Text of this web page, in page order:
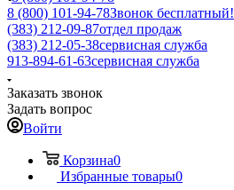
8 (800) 101-94-78Звонок бесплатный!
(383) 212-09-87отдел продаж
(383) 212-05-38сервисная служба
913-894-61-63сервисная служба
Заказать звонок
Задать вопрос
Войти
Корзина0
Избранные товары0